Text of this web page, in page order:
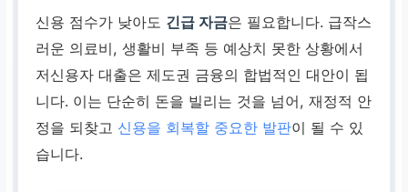
신용 점수가 낮아도 긴급 자금은 필요합니다. 급작스
러운 의료비, 생활비 부족 등 예상치 못한 상황에서
저신용자 대출은 제도권 금융의 합법적인 대안이 됩
니다. 이는 단순히 돈을 빌리는 것을 넘어, 재정적 안
정을 되찾고 신용을 회복할 중요한 발판이 될 수 있
습니다.